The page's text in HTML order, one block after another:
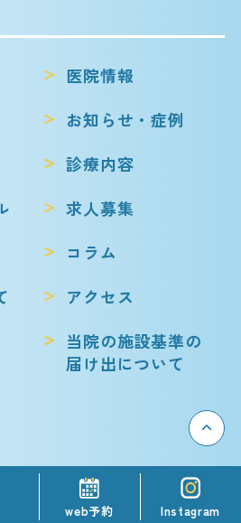
医院情報
お知らせ・症例
診療内容
求人募集
コラム
アクセス
当院の施設基準の
届け出について
web予約 Instagram